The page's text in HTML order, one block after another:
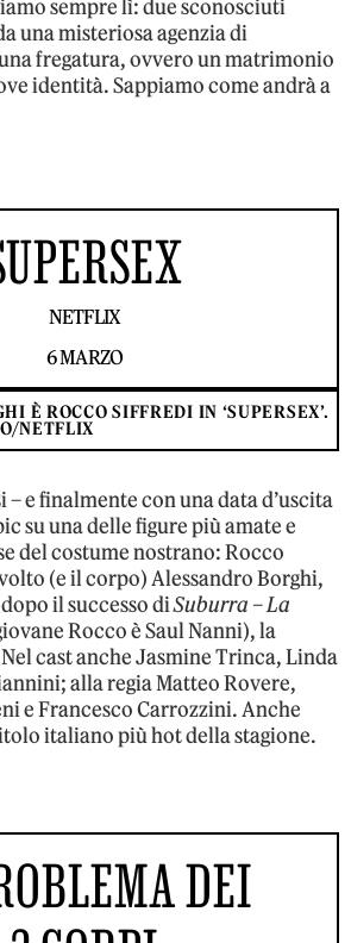
sempre lì: due sconosciuti
una misteriosa agenzia di
una fregatura, ovvero un matrimonio
identità. Sappiamo come andrà a
NETFLIX
6 MARZO
È ROCCO SIFFREDI IN ‘SUPERSEX’.
NETFLIX
– e finalmente con una data d’uscita
su una delle figure più amate e
del costume nostrano: Rocco
(e il corpo) Alessandro Borghi,
il successo diSuburra – La
Rocco è Saul Nanni), la
cast anche Jasmine Trinca, Linda
alla regia Matteo Rovere,
e Francesco Carrozzini. Anche
italiano più hot della stagione.
DEI